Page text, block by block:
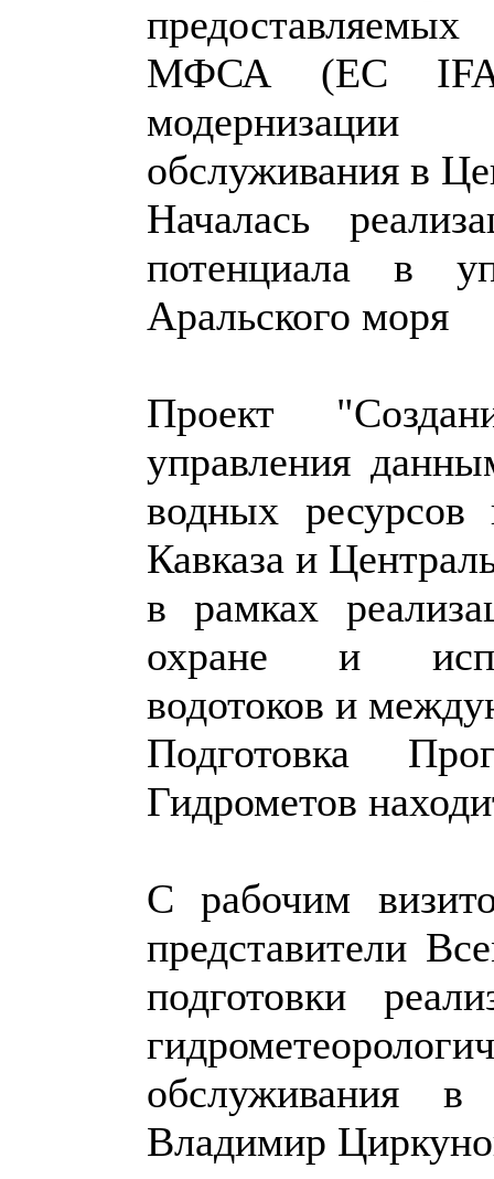
МФСА (EC
модернизации
обслуживания в
Началась
потенциала в
Аральского моря
Проект
управления
водных
Кавказа и
в рамках
охране и
водотоков и
Подготовка
Гидрометов
С рабочим
представители
подготовки
обслуживания
Владимир